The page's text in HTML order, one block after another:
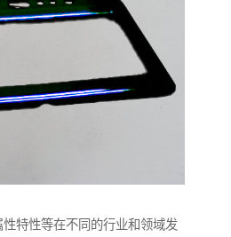
特性等在不同的行业和领域发